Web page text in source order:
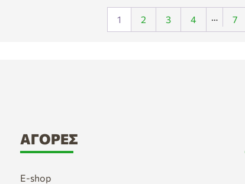
1 2 3 4 … 7
ΑΓΟΡΈΣ
E-shop